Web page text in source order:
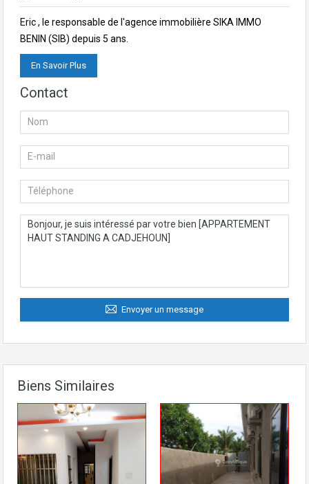
Eric , le responsable de l'agence immobilière SIKA IMMO
BENIN (SIB) depuis 5 ans.
En Savoir Plus
Contact
Envoyer un message
Biens Similaires